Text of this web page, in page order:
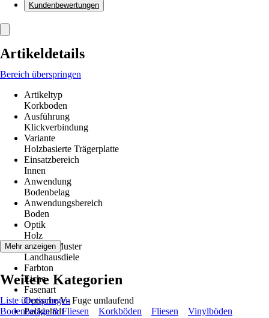
Kundenbewertungen
Artikeldetails
Bereich überspringen
Artikeltyp
Korkboden
Ausführung
Klickverbindung
Variante
Holzbasierte Trägerplatte
Einsatzbereich
Innen
Anwendung
Bodenbelag
Anwendungsbereich
Boden
Optik
Holz
Dekor / Muster
Landhausdiele
Farbton
Eiche
Fasenart
Optische V- Fuge umlaufend
Packinhalt
Mehr anzeigen
Weitere Kategorien
Liste überspringen
Bodenbeläge & Fliesen
Korkböden Fliesen
Vinylböden